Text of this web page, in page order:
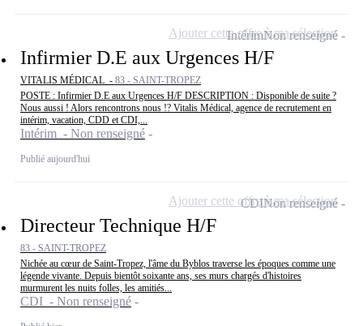
Infirmier D.E aux Urgences H/F
VITALIS MÉDICAL - 83 - SAINT-TROPEZ
POSTE : Infirmier D.E aux Urgences H/F DESCRIPTION : Disponible de suite ?
Nous aussi ! Alors rencontrons nous !? Vitalis Médical, agence de recrutement en
intérim, vacation, CDD et CDI,...
Intérim - Non renseigné
Publié aujourd'hui
IntérimNon renseigné
Ajouter cette offre à ma sélection
Directeur Technique H/F
83 - SAINT-TROPEZ
Nichée au cœur de Saint-Tropez, l'âme du Byblos traverse les époques comme une
légende vivante. Depuis bientôt soixante ans, ses murs chargés d'histoires
murmurent les nuits folles, les amitiés...
CDI - Non renseigné
CDINon renseigné
Ajouter cette offre à ma sélection